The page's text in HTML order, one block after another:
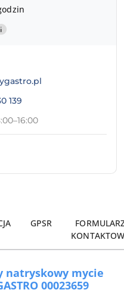
139
GPSR
natryskowy mycie
00023659